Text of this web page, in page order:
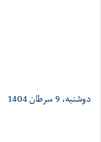
دوشنبه، 9 سرطان 1404